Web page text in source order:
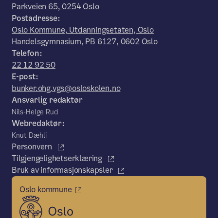
Parkveien 65, 0254 Oslo
Postadresse:
Oslo Kommune, Utdanningsetaten, Oslo
Handelsgymnasium, PB 6127, 0602 Oslo
Telefon:
22 12 92 50
E-post:
bunker.ohg.vgs@osloskolen.no
Ansvarlig redaktør
Nils-Helge Rud
Webredaktør:
Knut Dæhli
Personvern
Tilgjengelighetserklæring
Bruk av informasjonskapsler
Oslo kommune